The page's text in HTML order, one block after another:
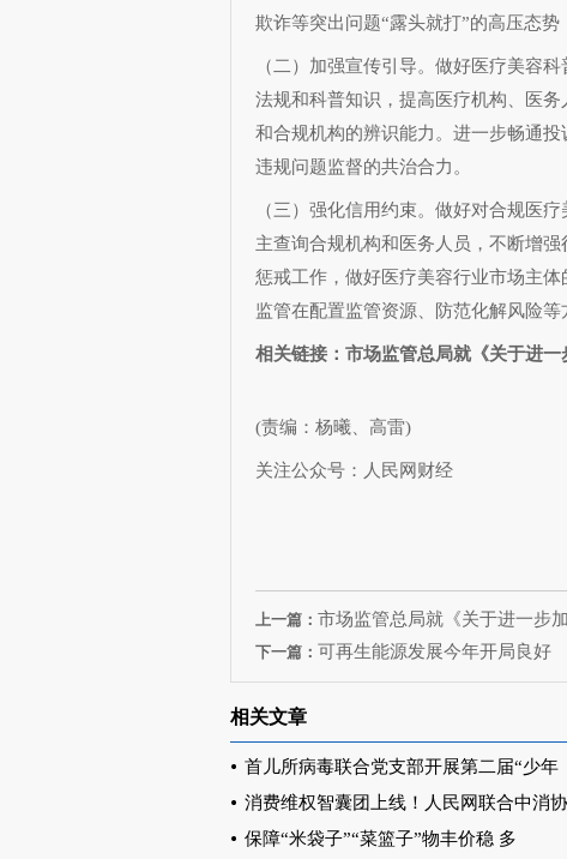
欺诈等突出问题“露头就打”的高压态势
（二）加强宣传引导。做好医疗美容
法规和科普知识，提高医疗机构、医
和合规机构的辨识能力。进一步畅通
违规问题监督的共治合力。
（三）强化信用约束。做好对合规医
主查询合规机构和医务人员，不断增
惩戒工作，做好医疗美容行业市场主
监管在配置监管资源、防范化解风险
相关链接：市场监管总局就《关于进
(责编：杨曦、高雷)
关注公众号：人民网财经
上一篇： 市场监管总局就《关于进一步
下一篇： 可再生能源发展今年开局良好
相关文章
首儿所病毒联合党支部开展第二届“少年
消费维权智囊团上线！人民网联合中消协
保障“米袋子”“菜篮子”物丰价稳 多